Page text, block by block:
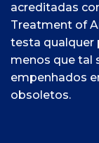
acreditadas
Treatment of
testa qualquer
menos que tal
empenhados
obsoletos.